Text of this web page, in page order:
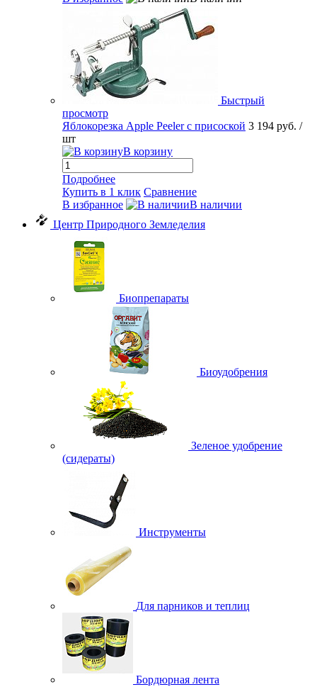
Быстрый
просмотр
Яблокорезка Apple Peeler с присоской 3 194 руб. /
шт
В корзину
Подробнее
Купить в 1 клик Сравнение
В избранное
В наличии
Центр Природного Земледелия
Биопрепараты
Биоудобрения
Зеленое удобрение
(сидераты)
Инструменты
Для парников и теплиц
Бордюрная лента